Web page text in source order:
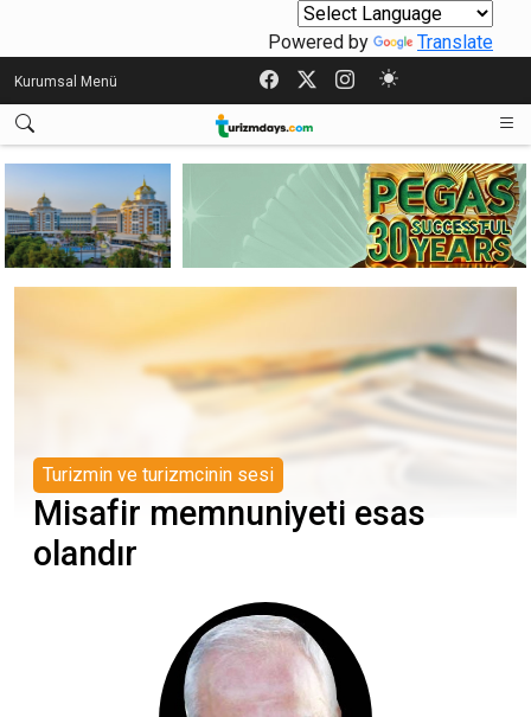
Powered by Translate
Kurumsal Menü
Turizmin ve turizmcinin sesi
Misafir memnuniyeti esas
olandır